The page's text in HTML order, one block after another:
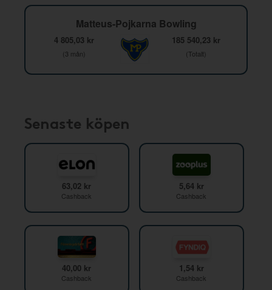
Matteus-Pojkarna Bowling
4 805,03 kr
(3 mån)
185 540,23 kr
(Totalt)
Senaste köpen
63,02 kr
Cashback
5,64 kr
Cashback
40,00 kr
Cashback
1,54 kr
Cashback